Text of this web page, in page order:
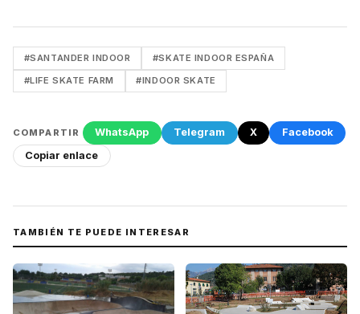
#SANTANDER INDOOR #SKATE INDOOR ESPAÑA
#LIFE SKATE FARM #INDOOR SKATE
COMPARTIR WhatsApp Telegram X
Facebook
Copiar enlace
TAMBIÉN TE PUEDE INTERESAR